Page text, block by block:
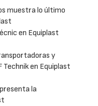
muestra lo último
en Equiplast
y
Technik en Equiplast
la